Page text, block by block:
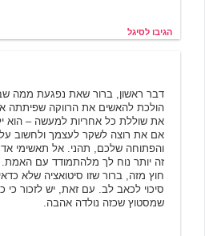
הגיבו לסיגל
דבר ראשון, ברור שאת נפגעת ממה
הולכת להאשים את הרווקה שפיתתה
את שוללת כל אחריות למעשה – הוא
אם את רוצה לשקר לעצמך ולחשוב
והפתוחה שלכם, תהני. אל תאשימי
זה יותר נוח לך מלהתמודד עם האמת.
חוץ מזה, ברור שזו סיטואציה שלא
סיכוי לכאב לב. עם זאת, יש לזכור כי
שמסטוץ שכזה נולדה אהבה.